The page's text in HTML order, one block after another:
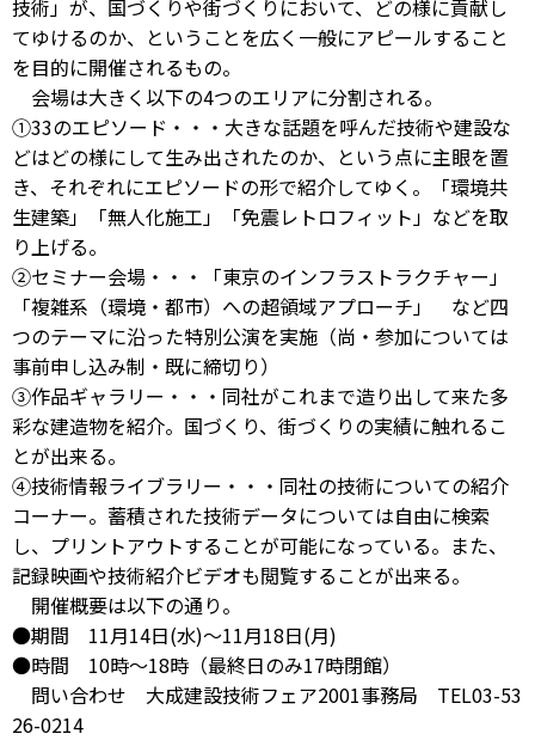
技術」が、国づくりや街づくりにおいて、どの様に貢献し
てゆけるのか、ということを広く一般にアピールすること
を目的に開催されるもの。
会場は大きく以下の4つのエリアに分割される。
①33のエピソード・・・大きな話題を呼んだ技術や建設な
どはどの様にして生み出されたのか、という点に主眼を置
き、それぞれにエピソードの形で紹介してゆく。「環境共
生建築」「無人化施工」「免震レトロフィット」などを取
り上げる。
②セミナー会場・・・「東京のインフラストラクチャー」
「複雑系（環境・都市）への超領域アプローチ」 など四
つのテーマに沿った特別公演を実施（尚・参加については
事前申し込み制・既に締切り）
③作品ギャラリー・・・同社がこれまで造り出して来た多
彩な建造物を紹介。国づくり、街づくりの実績に触れるこ
とが出来る。
④技術情報ライブラリー・・・同社の技術についての紹介
コーナー。蓄積された技術データについては自由に検索
し、プリントアウトすることが可能になっている。また、
記録映画や技術紹介ビデオも閲覧することが出来る。
開催概要は以下の通り。
●期間 11月14日(水)～11月18日(月)
●時間 10時～18時（最終日のみ17時閉館）
問い合わせ 大成建設技術フェア2001事務局 TEL03-53
26-0214